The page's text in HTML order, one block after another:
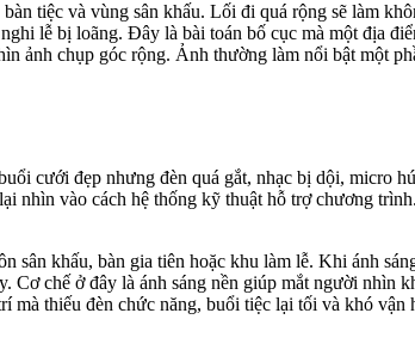
tiệc và vùng sân khấu. Lối đi quá rộng sẽ làm
lễ bị loãng. Đây là bài toán bố cục mà một địa
ảnh chụp góc rộng. Ảnh thường làm nổi bật một
cưới đẹp nhưng đèn quá gắt, nhạc bị dội, micro
nhìn vào cách hệ thống kỹ thuật hỗ trợ chương
sân khấu, bàn gia tiên hoặc khu làm lễ. Khi ánh
chế ở đây là ánh sáng nền giúp mắt người nhìn
mà thiếu đèn chức năng, buổi tiệc lại tối và khó